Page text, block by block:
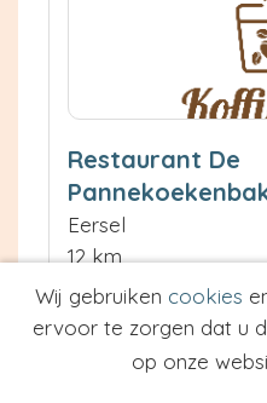
Restaurant De
Eersel
12 km
Meer
Wij gebruiken cookies
ervoor te zorgen dat u
op onze